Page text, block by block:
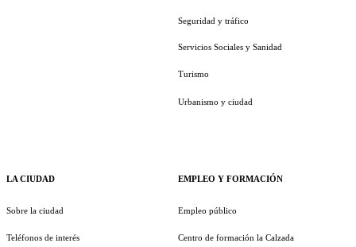
LA CIUDAD
Sobre la ciudad
Teléfonos de interés
Seguridad y tráfico
Servicios Sociales y Sanidad
Turismo
Urbanismo y ciudad
EMPLEO Y FORMACIÓN
Empleo público
Centro de formación la Calzada